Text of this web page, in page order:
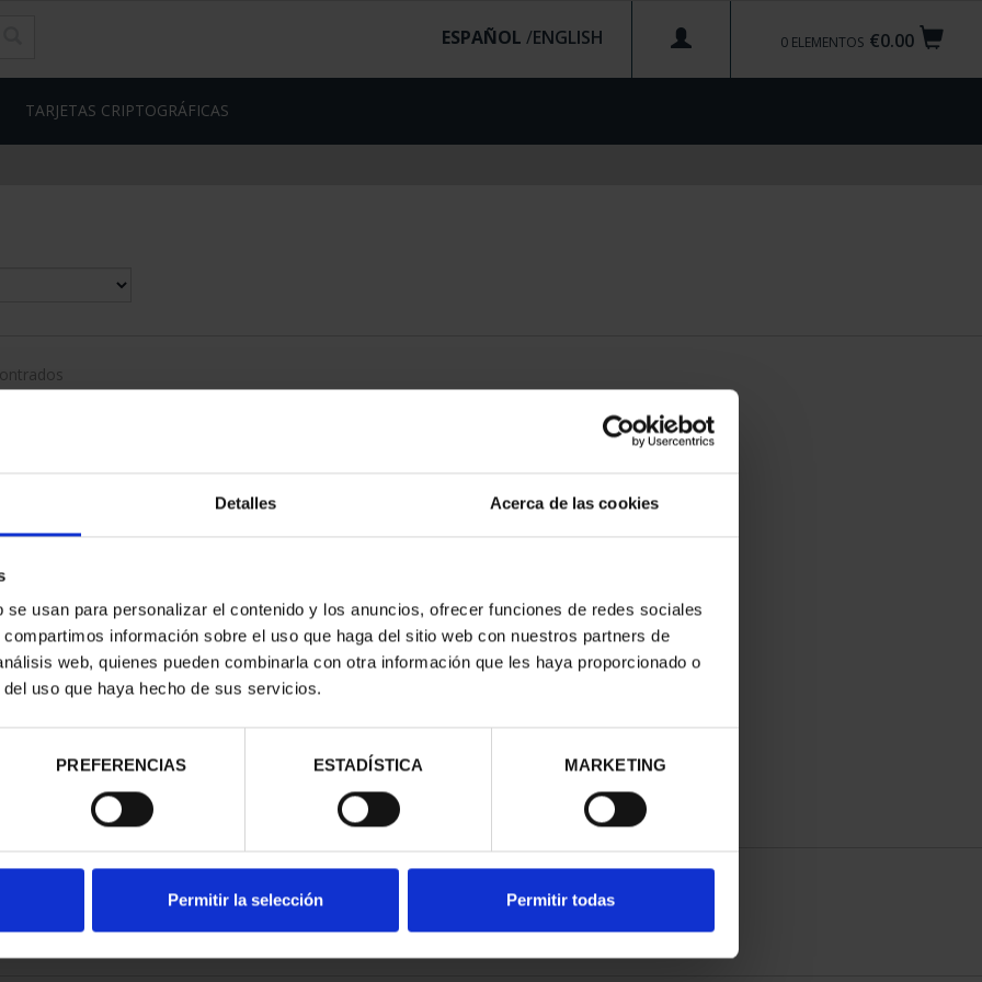
Detalles Acerca de las cookies
usan para personalizar el contenido y los anuncios, ofrecer funciones de redes sociales
información sobre el uso que haga del sitio web con nuestros partners de
web, quienes pueden combinarla con otra información que les haya proporcionado o
uso que haya hecho de sus servicios.
PREFERENCIAS ESTADÍSTICA MARKETING
Permitir la selección Permitir todas
€0.00
0 ELEMENTOS
ESPAÑOL /
TARJETAS CRIPTOGRÁFICAS
-
CAPITALES ESPAÑOLAS -
TARRAGONA